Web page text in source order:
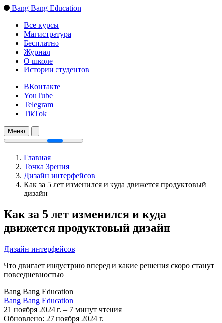
Bang Bang Education
Все курсы
Магистратура
Бесплатно
Журнал
О школе
Истории студентов
ВКонтакте
YouTube
Telegram
TikTok
Меню
Главная
Точка Зрения
Дизайн интерфейсов
Как за 5 лет изменился и куда движется продуктовый
дизайн
Как за 5 лет изменился и куда
движется продуктовый дизайн
Дизайн интерфейсов
Что двигает индустрию вперед и какие решения скоро станут
повседневностью
Bang Bang Education
Bang Bang Education
21 ноября 2024 г. – 7 минут чтения
Обновлено: 27 ноября 2024 г.